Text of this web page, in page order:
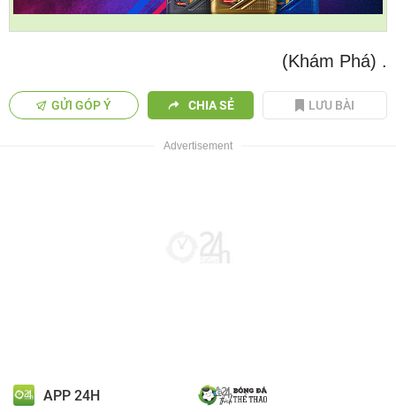
(Khám Phá) .
GỬI GÓP Ý CHIA SẺ LƯU BÀI
APP 24H